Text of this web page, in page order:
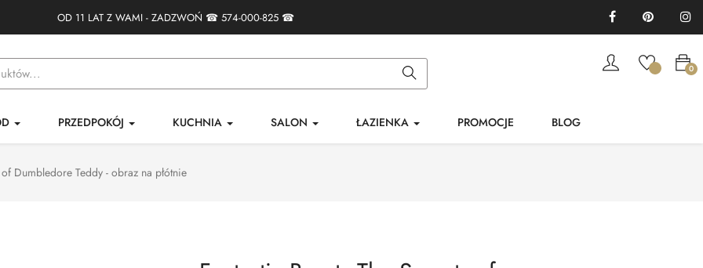
OD 11 LAT Z WAMI - ZADZWOŃ ☎ 574-000-825 ☎ FacebookPinterest
0
PRZEDPOKÓJ KUCHNIA SALON ŁAZIENKA PROMOCJE BLOG
Dumbledore Teddy - obraz na płótnie